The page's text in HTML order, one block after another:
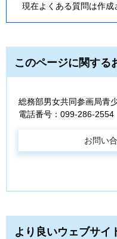
現在よくある質問は作成
このページに関する
総務部男女共同参画局青
電話番号：099-286-2554
より良いウェブサイ